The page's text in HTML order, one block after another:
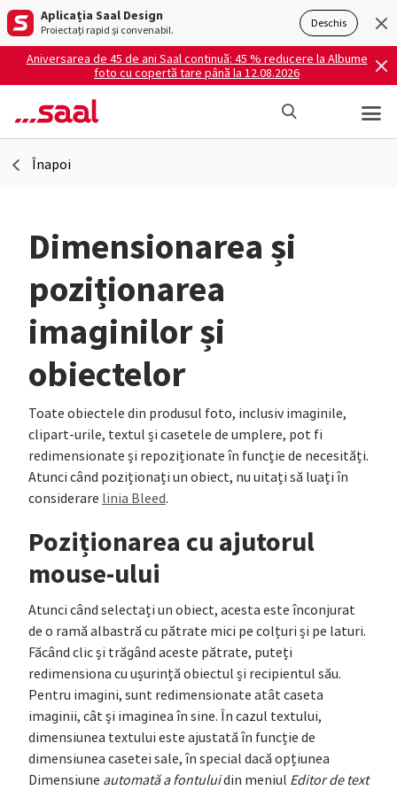
Aplicația Saal Design
Proiectați rapid și convenabil. Deschis
Aniversarea de 45 de ani Saal continuă: 45 % reducere la Albume
foto cu copertă tare până la 12.08.2026
Înapoi
Dimensionarea și
poziționarea
imaginilor și
obiectelor
Toate obiectele din produsul foto, inclusiv imaginile,
clipart-urile, textul și casetele de umplere, pot fi
redimensionate și repoziționate în funcție de necesități.
Atunci când poziționați un obiect, nu uitați să luați în
considerare linia Bleed.
Poziționarea cu ajutorul
mouse-ului
Atunci când selectați un obiect, acesta este înconjurat
de o ramă albastră cu pătrate mici pe colțuri și pe laturi.
Făcând clic și trăgând aceste pătrate, puteți
redimensiona cu ușurință obiectul și recipientul său.
Pentru imagini, sunt redimensionate atât caseta
imaginii, cât și imaginea în sine. În cazul textului,
dimensiunea textului este ajustată în funcție de
dimensiunea casetei sale, în special dacă opțiunea
Dimensiune automată a fontuluidin meniul Editor de text